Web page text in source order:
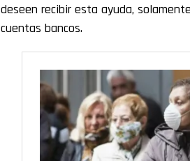
deseen recibir esta ayuda,
cuentas bancos.